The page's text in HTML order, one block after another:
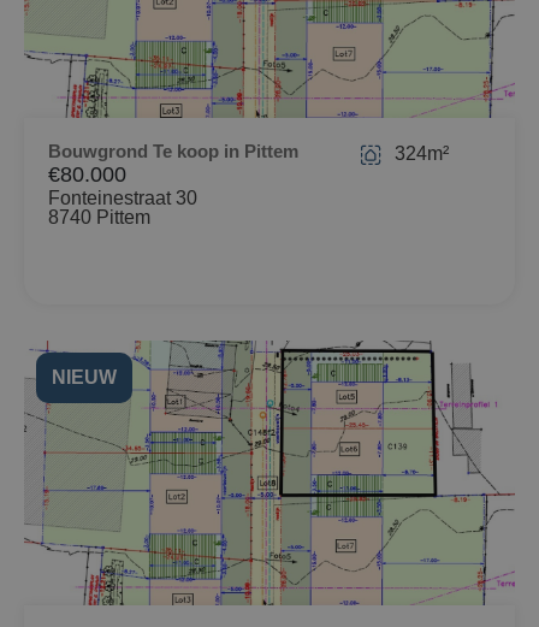
Bouwgrond Te koop in Pittem
€80.000
Fonteinestraat 30
8740 Pittem
324m²
NIEUW